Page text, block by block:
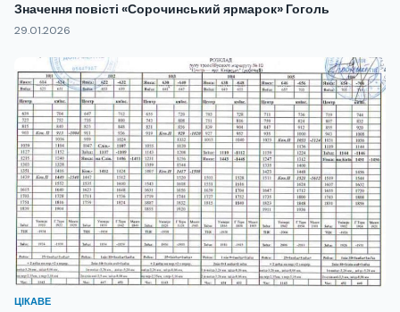
Значення повісті «Сорочинський ярмарок» Гоголь
29.01.2026
ЦІКАВЕ